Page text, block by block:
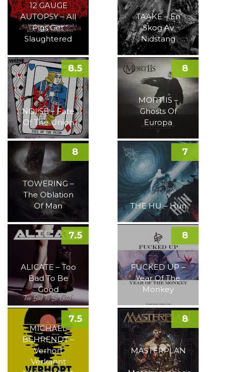
12 GAUGE
AUTOPSY – All
Pigs Get
Slaughtered
TAAKE – En
Skog Av
Nidstang
NOI!SE – Fate
Of The Union
8.5
MORTIIS –
Ghosts Of
Europa
8
TOWERING –
The Oblation
Of Man
8
THE HU – Hun
7
ALICATE – Too
Bad To Be
Good
7.5
FUCKED UP –
Year Of The
Monkey
8
MICHAEL
BEHRENDT –
Verhört
Verkannt
7.5
MASTERPLAN
–
8